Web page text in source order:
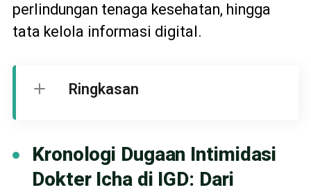
perlindungan tenaga kesehatan, hingga
tata kelola informasi digital.
Ringkasan
Kronologi Dugaan Intimidasi
Dokter Icha di IGD: Dari